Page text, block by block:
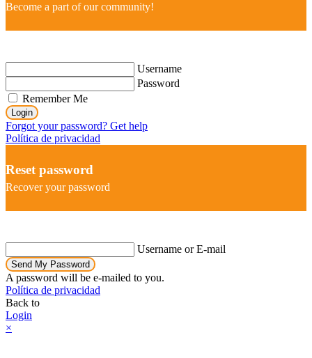
Become a part of our community!
Username
Password
Remember Me
Login
Forgot your password? Get help
Política de privacidad
Reset password
Recover your password
Username or E-mail
Send My Password
A password will be e-mailed to you.
Política de privacidad
Back to
Login
×